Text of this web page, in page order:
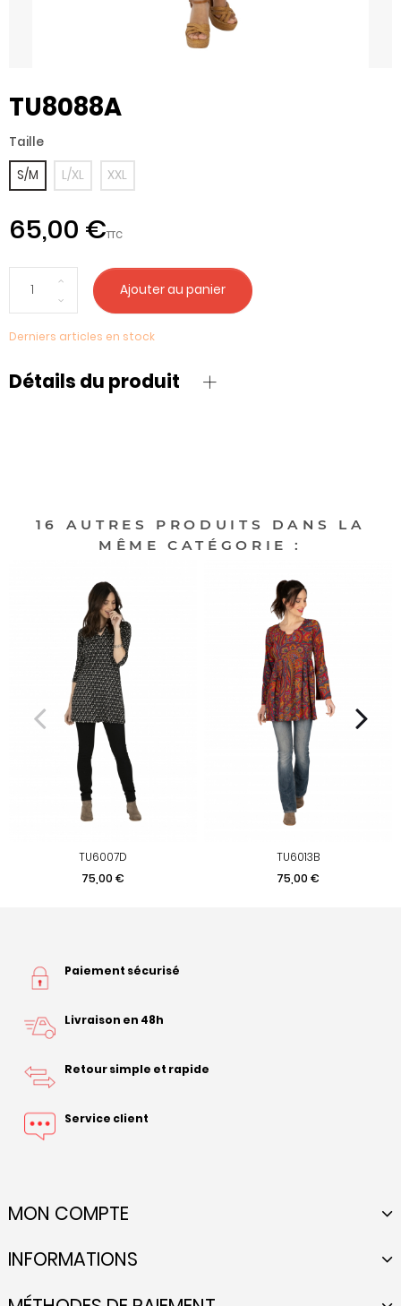
TU8088A
Taille
S/M
L/XL XXL
65,00 €TTC
Ajouter au panier
Derniers articles en stock
Détails du produit
16 AUTRES PRODUITS DANS LA
MÊME CATÉGORIE :
TU6007D
Prix
75,00 €
TU6013B
Prix
75,00 €
Paiement sécurisé
Livraison en 48h
Retour simple et rapide
Service client
MON COMPTE
INFORMATIONS